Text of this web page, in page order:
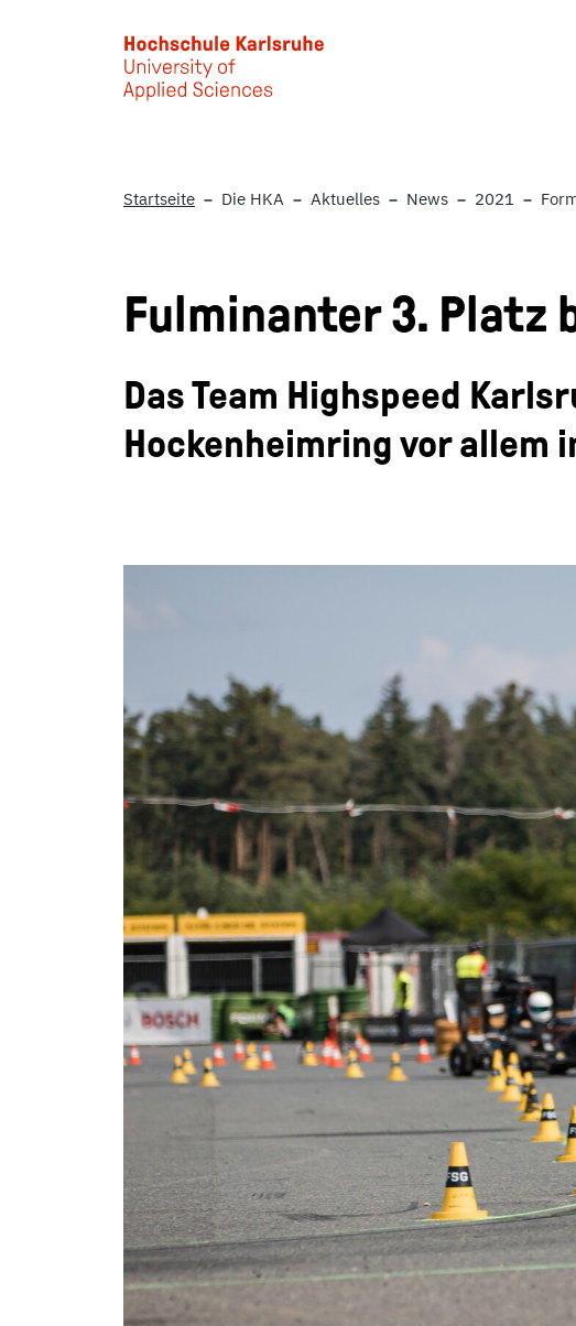
Startseite Die HKA Aktuelles News 2021
Fulminanter 3. Platz
Das Team Highspeed
Hockenheimring vor allem